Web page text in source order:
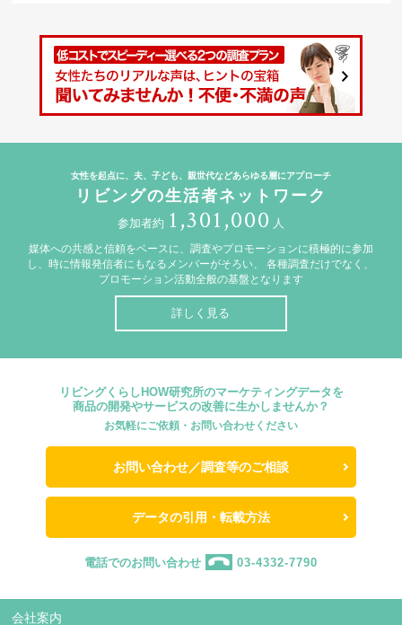
女性を起点に、夫、子ども、親世代などあらゆる層にアプローチ
リビングの生活者ネットワーク
参加者約 1,301,000 人
媒体への共感と信頼をベースに、調査やプロモーションに積極的に参加
し、時に情報発信者にもなるメンバーがそろい、
各種調査だけでなく、
プロモーション活動全般の基盤となります
詳しく見る
リビングくらしHOW研究所のマーケティングデータを
商品の開発やサービスの改善に生かしませんか？
お気軽にご依頼・お問い合わせください
お問い合わせ／調査等のご相談
データの引用・転載方法
電話でのお問い合わせ 03-4332-7790
会社案内